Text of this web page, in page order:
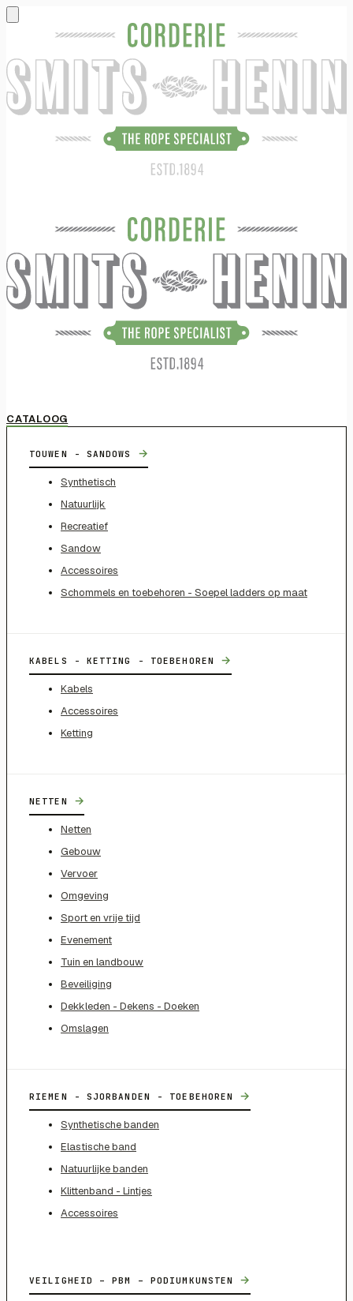
CATALOOG
TOUWEN - SANDOWS →
Synthetisch
Natuurlijk
Recreatief
Sandow
Accessoires
Schommels en toebehoren - Soepel ladders op maat
KABELS - KETTING - TOEBEHOREN →
Kabels
Accessoires
Ketting
NETTEN →
Netten
Gebouw
Vervoer
Omgeving
Sport en vrije tijd
Evenement
Tuin en landbouw
Beveiliging
Dekkleden - Dekens - Doeken
Omslagen
RIEMEN - SJORBANDEN - TOEBEHOREN →
Synthetische banden
Elastische band
Natuurlijke banden
Klittenband - Lintjes
Accessoires
VEILIGHEID – PBM – PODIUMKUNSTEN →